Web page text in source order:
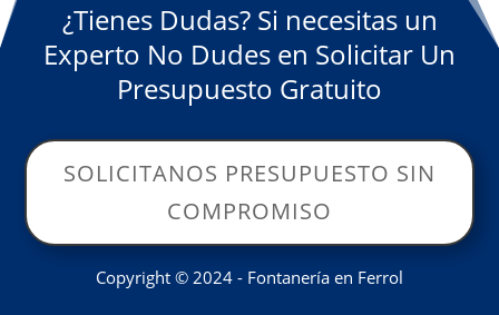
¿Tienes Dudas? Si necesitas un
Experto No Dudes en Solicitar Un
Presupuesto Gratuito
SOLICITANOS PRESUPUESTO SIN
COMPROMISO
Copyright © 2024 - Fontanería en Ferrol